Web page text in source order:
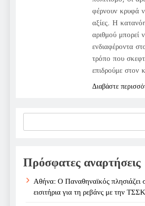
φέρνουν κρυφά
αξίες. Η
αριθμού μπορεί
ενδιαφέροντα
τρόπο που
επιδρούμε
Διαβάστε
Πρόσφατες αναρτήσεις
Αθήνα: Ο Παναθηναϊκός πλησιάζει
εισιτήρια για τη ρεβάνς με την